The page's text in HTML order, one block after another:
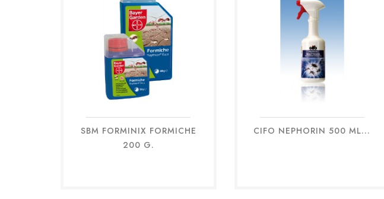
SBM FORMINIX FORMICHE
200 G.
Anteprima
CIFO NEPHORIN 500 ML...
Anteprima